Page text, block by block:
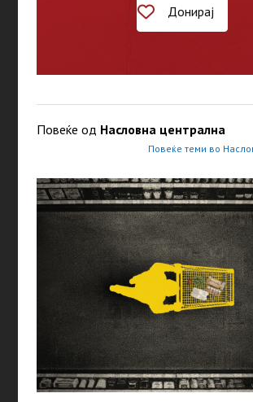
Донирај
Повеќе од Насловна централна
Повеќе теми во